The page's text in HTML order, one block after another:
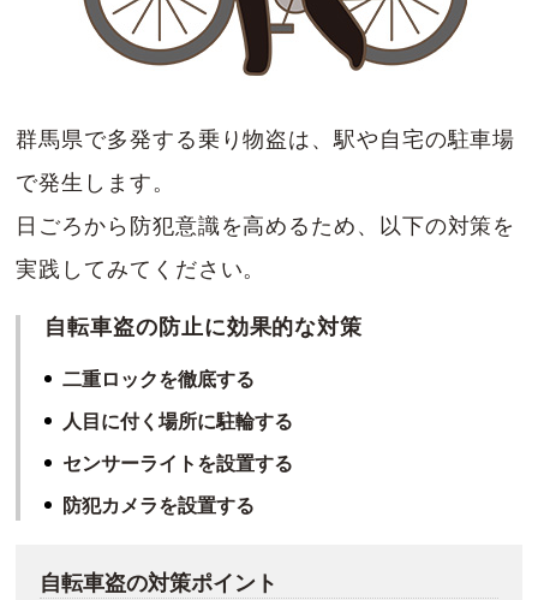
群馬県で多発する乗り物盗は、駅や自宅の駐車場
で発生します。
日ごろから防犯意識を高めるため、以下の対策を
実践してみてください。
自転車盗の防止に効果的な対策
二重ロックを徹底する
人目に付く場所に駐輪する
センサーライトを設置する
防犯カメラを設置する
自転車盗の対策ポイント